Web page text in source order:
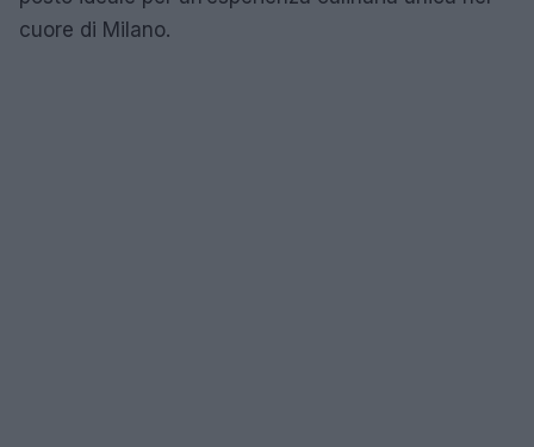
cuore di Milano.